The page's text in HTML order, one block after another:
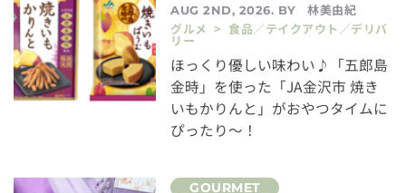
AUG 2ND, 2026. BY
林美由紀
グルメ > 食品／テイクアウト／デリバ
リー
ほっくり優しい味わい♪「五郎島
金時」を使った「JA金沢市 焼き
いもかりんと」がおやつタイムに
ぴったり～！